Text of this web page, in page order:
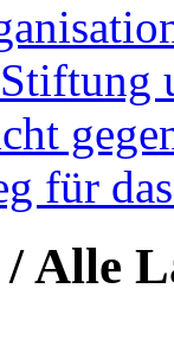
für
Alle